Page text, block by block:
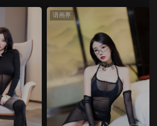
语画界